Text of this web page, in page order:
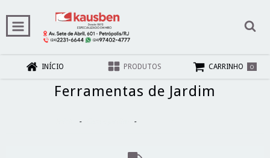
INÍCIO PRODUTOS CARRINHO 0
Ferramentas de Jardim
- -